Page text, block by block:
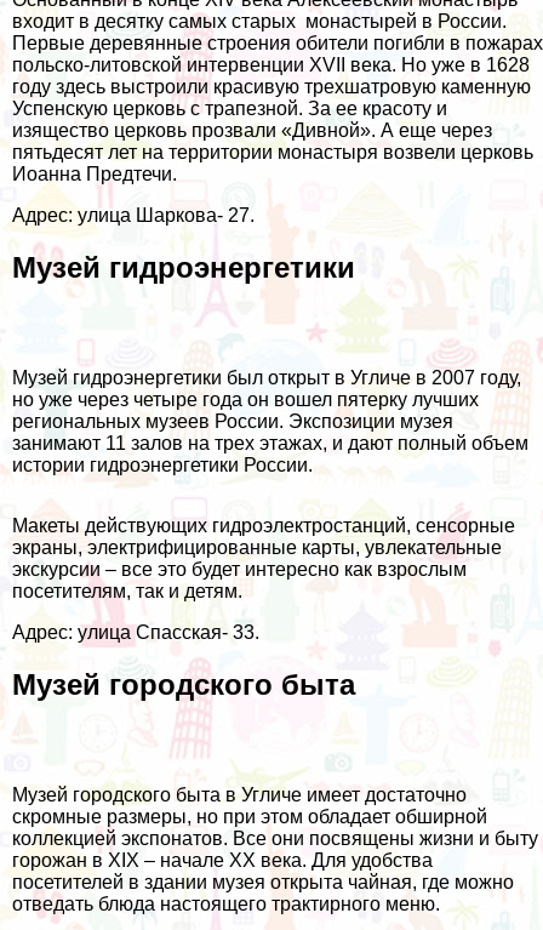
входит в десятку самых старых монастырей в России.
Первые деревянные строения обители погибли в пожарах
польско-литовской интервенции XVII века. Но уже в 1628
году здесь выстроили красивую трехшатровую каменную
Успенскую церковь с трапезной. За ее красоту и
изящество церковь прозвали «Дивной». А еще через
пятьдесят лет на территории монастыря возвели церковь
Иоанна Предтечи.
Адрес: улица Шаркова- 27.
Музей гидроэнергетики
Музей гидроэнергетики был открыт в Угличе в 2007 году,
но уже через четыре года он вошел пятерку лучших
региональных музеев России. Экспозиции музея
занимают 11 залов на трех этажах, и дают полный объем
истории гидроэнергетики России.
Макеты действующих гидроэлектростанций, сенсорные
экраны, электрифицированные карты, увлекательные
экскурсии – все это будет интересно как взрослым
посетителям, так и детям.
Адрес: улица Спасская- 33.
Музей городского быта
Музей городского быта в Угличе имеет достаточно
скромные размеры, но при этом обладает обширной
коллекцией экспонатов. Все они посвящены жизни и быту
горожан в XIX – начале XX века. Для удобства
посетителей в здании музея открыта чайная, где можно
отведать блюда настоящего трактирного меню.